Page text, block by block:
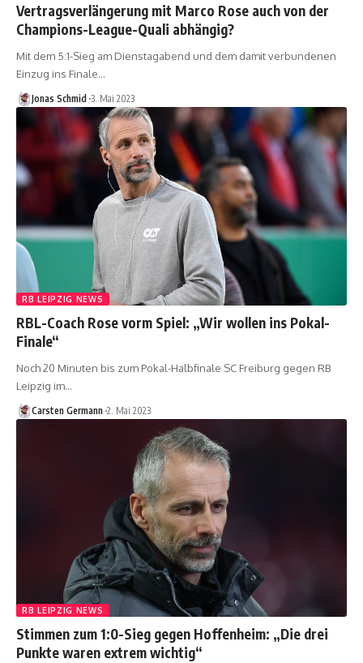
Vertragsverlängerung mit Marco Rose auch von der
Champions-League-Quali abhängig?
Mit dem 5:1-Sieg am Dienstagabend und dem damit verbundenen
Einzug ins Finale…
Jonas Schmid 3. Mai 2023
RB LEIPZIG NEWS
RBL-Coach Rose vorm Spiel: „Wir wollen ins Pokal-
Finale“
Noch 20 Minuten bis zum Pokal-Halbfinale SC Freiburg gegen RB
Leipzig im…
Carsten Germann 2. Mai 2023
RB LEIPZIG NEWS
Stimmen zum 1:0-Sieg gegen Hoffenheim: „Die drei
Punkte waren extrem wichtig“